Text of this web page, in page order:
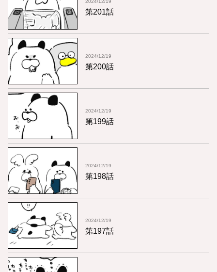
2024/12/19
第201話
2024/12/19
第200話
2024/12/19
第199話
2024/12/19
第198話
2024/12/19
第197話